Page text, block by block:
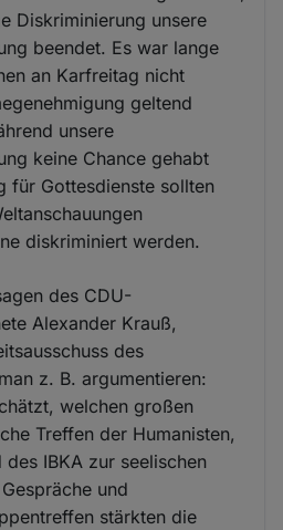
Diskriminierung unsere
beendet. Es war lange
an Karfreitag nicht
geltend
unsere
keine Chance gehabt
für Gottesdienste sollten
diskriminiert werden.
des CDU-
Alexander Krauß,
des
z. B. argumentieren:
welchen großen
Treffen der Humanisten,
IBKA zur seelischen
und
stärkten die